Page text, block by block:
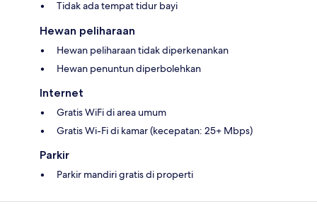
Tidak ada tempat tidur bayi
Hewan peliharaan
Hewan peliharaan tidak diperkenankan
Hewan penuntun diperbolehkan
Internet
Gratis WiFi di area umum
Gratis Wi-Fi di kamar (kecepatan: 25+ Mbps)
Parkir
Parkir mandiri gratis di properti